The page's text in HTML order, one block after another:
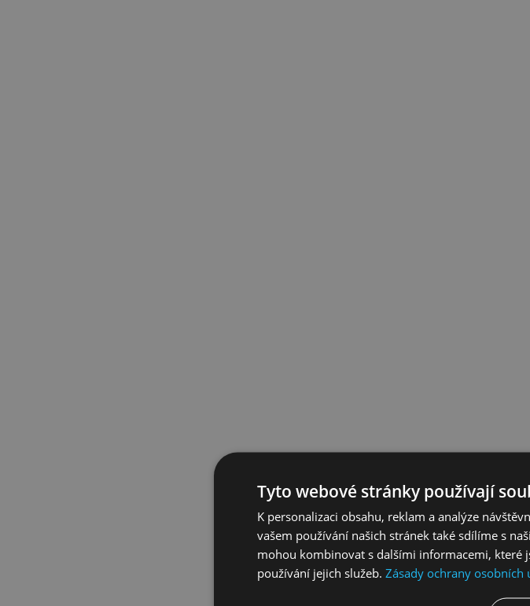
Tyto webové stránky používají
K personalizaci obsahu, reklam a analýze
vašem používání našich stránek také sdílíme s
mohou kombinovat s dalšími informacemi, které
používání jejich služeb. Zásady ochrany osobních